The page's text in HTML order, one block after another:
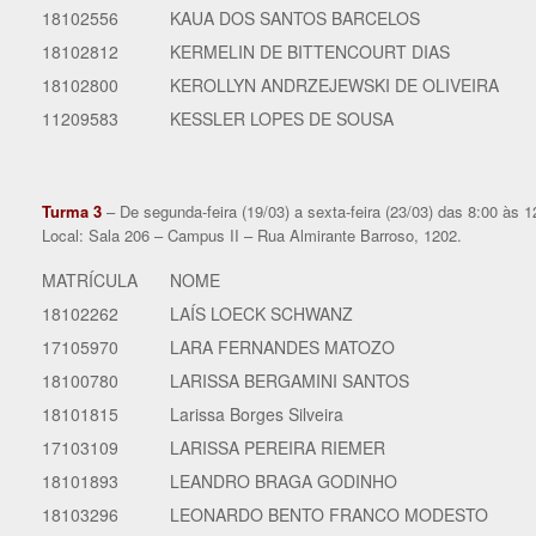
18102556
KAUA DOS SANTOS BARCELOS
18102812
KERMELIN DE BITTENCOURT DIAS
18102800
KEROLLYN ANDRZEJEWSKI DE OLIVEIRA
11209583
KESSLER LOPES DE SOUSA
Turma 3 – De segunda-feira (19/03) a sexta-feira (23/03) das 8:00 às
Local: Sala 206 – Campus II – Rua Almirante Barroso, 1202.
MATRÍCULA
NOME
18102262
LAÍS LOECK SCHWANZ
17105970
LARA FERNANDES MATOZO
18100780
LARISSA BERGAMINI SANTOS
18101815
Larissa Borges Silveira
17103109
LARISSA PEREIRA RIEMER
18101893
LEANDRO BRAGA GODINHO
18103296
LEONARDO BENTO FRANCO MODESTO